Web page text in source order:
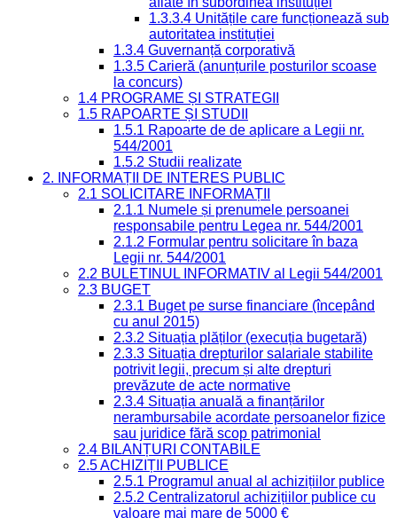
1.3.3.4 Unitățile care funcționează sub
autoritatea instituției
1.3.4 Guvernanță corporativă
1.3.5 Carieră (anunțurile posturilor scoase
la concurs)
1.4 PROGRAME ȘI STRATEGII
1.5 RAPOARTE ȘI STUDII
1.5.1 Rapoarte de de aplicare a Legii nr.
544/2001
1.5.2 Studii realizate
2. INFORMAȚII DE INTERES PUBLIC
2.1 SOLICITARE INFORMAȚII
2.1.1 Numele și prenumele persoanei
responsabile pentru Legea nr. 544/2001
2.1.2 Formular pentru solicitare în baza
Legii nr. 544/2001
2.2 BULETINUL INFORMATIV al Legii 544/2001
2.3 BUGET
2.3.1 Buget pe surse financiare (începând
cu anul 2015)
2.3.2 Situația plăților (execuția bugetară)
2.3.3 Situația drepturilor salariale stabilite
potrivit legii, precum și alte drepturi
prevăzute de acte normative
2.3.4 Situația anuală a finanțărilor
nerambursabile acordate persoanelor fizice
sau juridice fără scop patrimonial
2.4 BILANȚURI CONTABILE
2.5 ACHIZIȚII PUBLICE
2.5.1 Programul anual al achizițiilor publice
2.5.2 Centralizatorul achizițiilor publice cu
valoare mai mare de 5000 €